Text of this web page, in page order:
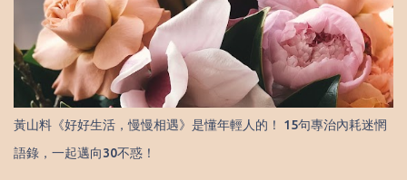
黃山料《好好生活，慢慢相遇》是懂年輕人的！ 15句專治內耗迷惘
語錄，一起邁向30不惑！